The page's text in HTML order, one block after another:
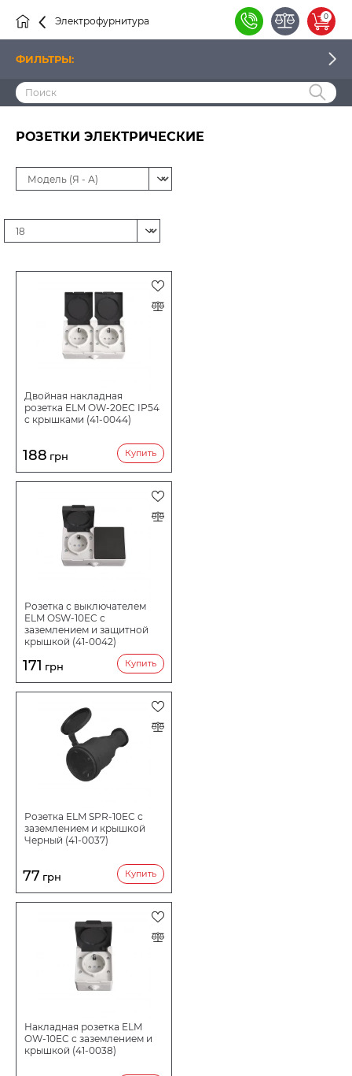
0
Электрофурнитура
Розетки
РОЗЕТКИ ЭЛЕКТРИЧЕСКИЕ
Двойная накладная
розетка ELM OW-20EC IP54
с крышками (41-0044)
188 грн Купить
Розетка с выключателем
ELM OSW-10EC с
заземлением и защитной
крышкой (41-0042)
171 грн Купить
Розетка ELM SPR-10EC с
заземлением и крышкой
Черный (41-0037)
77 грн Купить
Накладная розетка ELM
OW-10EC с заземлением и
крышкой (41-0038)
ФИЛЬТРЫ:
ЦЕНА
СПОСОБ МОНТАЖА
ТИП РОЗЕТКИ
КОЛИЧЕСТВО ГНЕЗД
НАПРЯЖЕНИЕ В